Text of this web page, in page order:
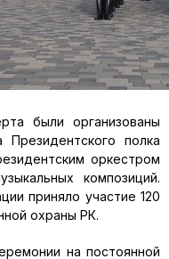
были организованы
полка
оркестром
композиций.
приняло участие 120
охраны РК.
на постоянной